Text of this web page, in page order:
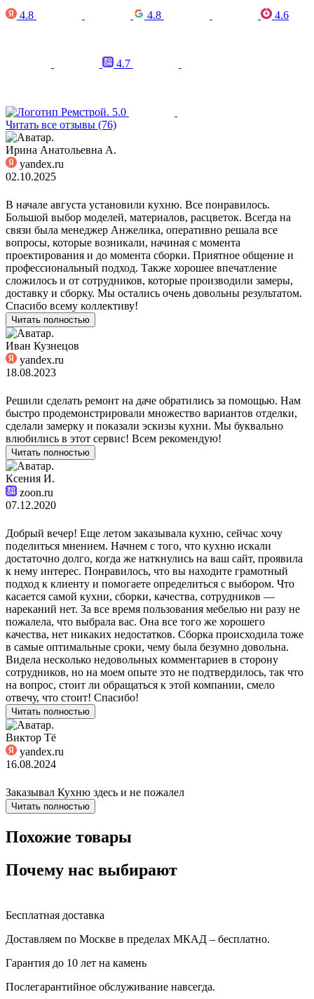
4.8 4.8 4.6
4.7
5.0
Читать все отзывы (76)
Ирина Анатольевна А.
yandex.ru
02.10.2025
В начале августа установили кухню. Все понравилось.
Большой выбор моделей, материалов, расцветок. Всегда на
связи была менеджер Анжелика, оперативно решала все
вопросы, которые возникали, начиная с момента
проектирования и до момента сборки. Приятное общение и
профессиональный подход. Также хорошее впечатление
сложилось и от сотрудников, которые производили замеры,
доставку и сборку. Мы остались очень довольны результатом.
Спасибо всему коллективу!
Читать полностью
Иван Кузнецов
yandex.ru
18.08.2023
Решили сделать ремонт на даче обратились за помощью. Нам
быстро продемонстрировали множество вариантов отделки,
сделали замерку и показали эскизы кухни. Мы буквально
влюбились в этот сервис! Всем рекомендую!
Читать полностью
Ксения И.
zoon.ru
07.12.2020
Добрый вечер! Еще летом заказывала кухню, сейчас хочу
поделиться мнением. Начнем с того, что кухню искали
достаточно долго, когда же наткнулись на ваш сайт, проявила
к нему интерес. Понравилось, что вы находите грамотный
подход к клиенту и помогаете определиться с выбором. Что
касается самой кухни, сборки, качества, сотрудников —
нареканий нет. За все время пользования мебелью ни разу не
пожалела, что выбрала вас. Она все того же хорошего
качества, нет никаких недостатков. Сборка происходила тоже
в самые оптимальные сроки, чему была безумно довольна.
Видела несколько недовольных комментариев в сторону
сотрудников, но на моем опыте это не подтвердилось, так что
на вопрос, стоит ли обращаться к этой компании, смело
отвечу, что стоит! Спасибо!
Читать полностью
Виктор Тё
yandex.ru
16.08.2024
Заказывал Кухню здесь и не пожалел
Читать полностью
Похожие товары
Почему нас выбирают
Бесплатная доставка
Доставляем по Москве в пределах МКАД – бесплатно.
Гарантия до 10 лет на камень
Послегарантийное обслуживание навсегда.